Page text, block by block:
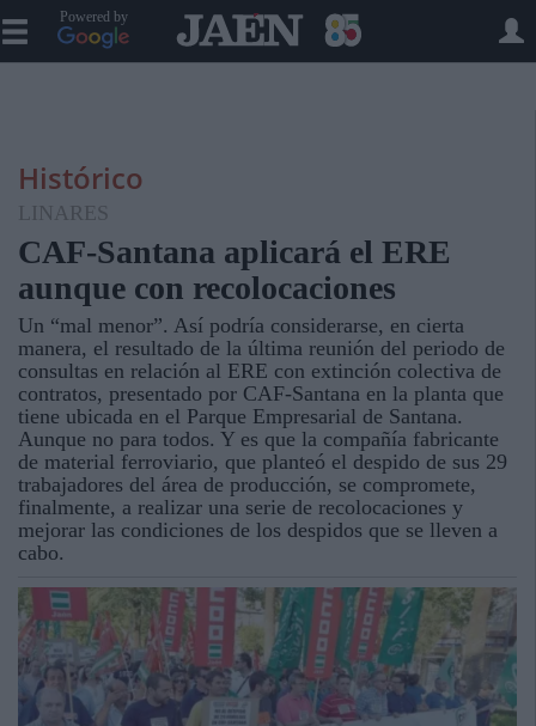
Powered by
Histórico
LINARES
CAF-Santana aplicará el ERE
aunque con recolocaciones
Un “mal menor”. Así podría considerarse, en cierta
manera, el resultado de la última reunión del periodo de
consultas en relación al ERE con extinción colectiva de
contratos, presentado por CAF-Santana en la planta que
tiene ubicada en el Parque Empresarial de Santana.
Aunque no para todos. Y es que la compañía fabricante
de material ferroviario, que planteó el despido de sus 29
trabajadores del área de producción, se compromete,
finalmente, a realizar una serie de recolocaciones y
mejorar las condiciones de los despidos que se lleven a
cabo.